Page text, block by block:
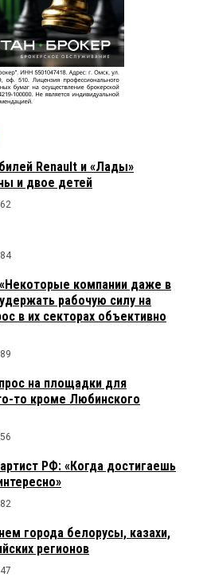
Renault и «Лады»
и двое детей
компании даже в
рабочую силу на
в их секторах объективно
на площадки для
то кроме Любинского
РФ: «Когда достигаешь
города белорусы, казахи,
регионов